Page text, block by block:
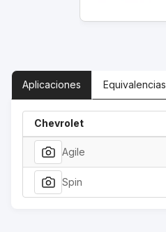
Aplicaciones Equivalencias
Chevrolet
Agile
Spin